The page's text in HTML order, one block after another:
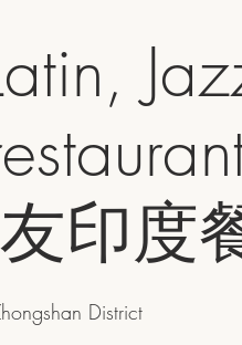
印度
District